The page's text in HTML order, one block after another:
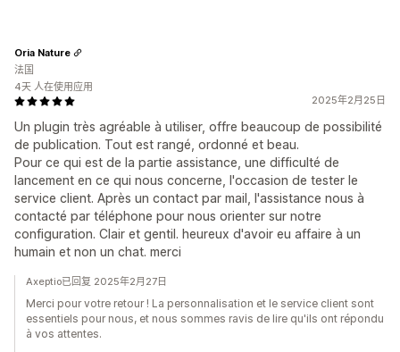
2025年2月25日
Un plugin très agréable à utiliser, offre beaucoup de possibilité
de publication. Tout est rangé, ordonné et beau.
Pour ce qui est de la partie assistance, une difficulté de
lancement en ce qui nous concerne, l'occasion de tester le
service client. Après un contact par mail, l'assistance nous à
contacté par téléphone pour nous orienter sur notre
configuration. Clair et gentil. heureux d'avoir eu affaire à un
humain et non un chat. merci
Oria Nature
法国
4天 人在使用应用
Axeptio已回复 2025年2月27日
Merci pour votre retour ! La personnalisation et le service client sont
essentiels pour nous, et nous sommes ravis de lire qu'ils ont répondu
à vos attentes.